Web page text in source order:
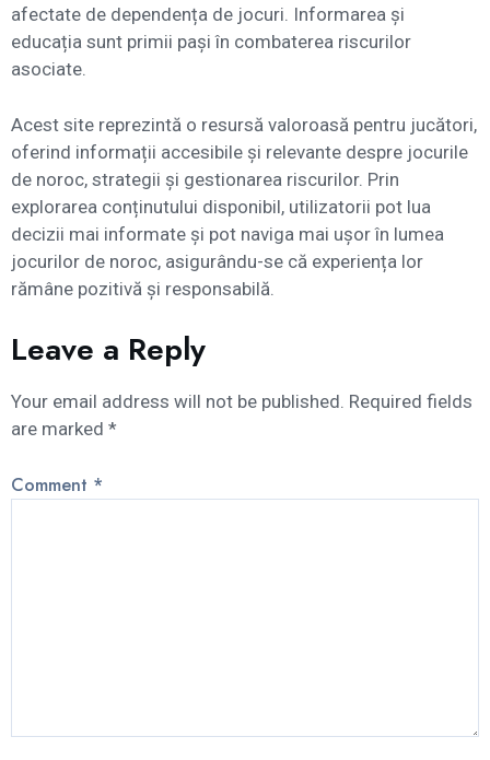
afectate de dependența de jocuri. Informarea și
educația sunt primii pași în combaterea riscurilor
asociate.
Acest site reprezintă o resursă valoroasă pentru jucători,
oferind informații accesibile și relevante despre jocurile
de noroc, strategii și gestionarea riscurilor. Prin
explorarea conținutului disponibil, utilizatorii pot lua
decizii mai informate și pot naviga mai ușor în lumea
jocurilor de noroc, asigurându-se că experiența lor
rămâne pozitivă și responsabilă.
Leave a Reply
Your email address will not be published. Required fields
are marked *
Comment *